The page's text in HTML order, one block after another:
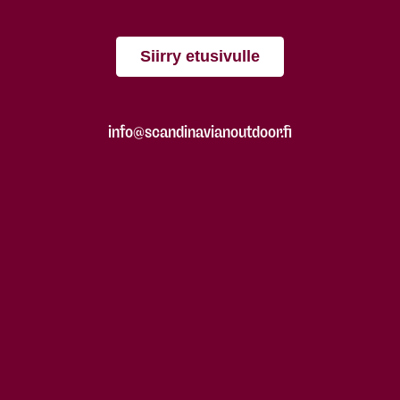
Siirry etusivulle
info@scandinavianoutdoor.fi